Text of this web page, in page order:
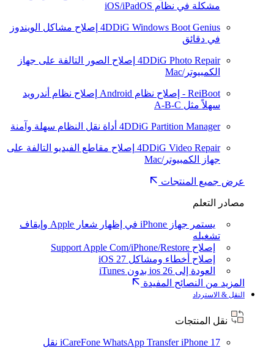
مشكلة في نظام iOS/iPadOS
4DDiG Windows Boot Genius إصلاح مشاكل الويندوز
في دقائق
4DDiG Photo Repair إصلاح الصور التالفة على جهاز
الكمبيوتر/Mac
ReiBoot - إصلاح نظام Android
إصلاح نظام أندرويد
سهلاً مثل A-B-C
4DDiG Partition Manager أداة نقل النظام سهلة وآمنة
4DDiG Video Repair إصلاح مقاطع الفيديو التالفة على
جهاز الكمبيوتر/Mac
عرض جميع المنتجات
مصادر التعلم
يستمر جهاز iPhone في إظهار شعار Apple وإيقاف
تشغيله
إصلاح Support Apple Com/iPhone/Restore
إصلاح أخطاء ومشاكل iOS 27
العودة إلى ios 26 بدون iTunes
المزيد من النصائح المفيدة
النقل & الاسترداد
نقل المنتجات
iCareFone WhatsApp TransferiPhone 17
نقل